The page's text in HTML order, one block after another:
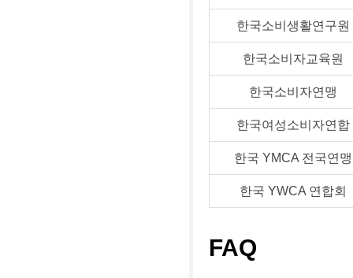
한국소비생활연구원
한국소비자교육원
한국소비자연맹
한국여성소비자연합
한국 YMCA 전국연맹
한국 YWCA 연합회
FAQ